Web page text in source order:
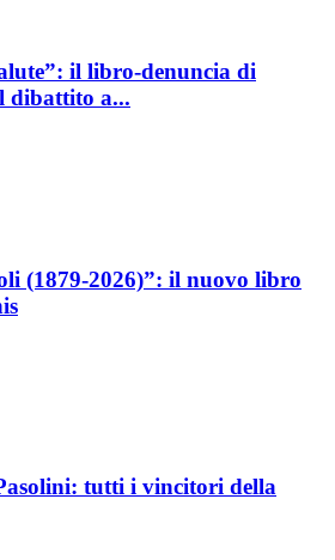
il libro-denuncia di
dibattito a...
(1879-2026)”: il nuovo libro
tutti i vincitori della